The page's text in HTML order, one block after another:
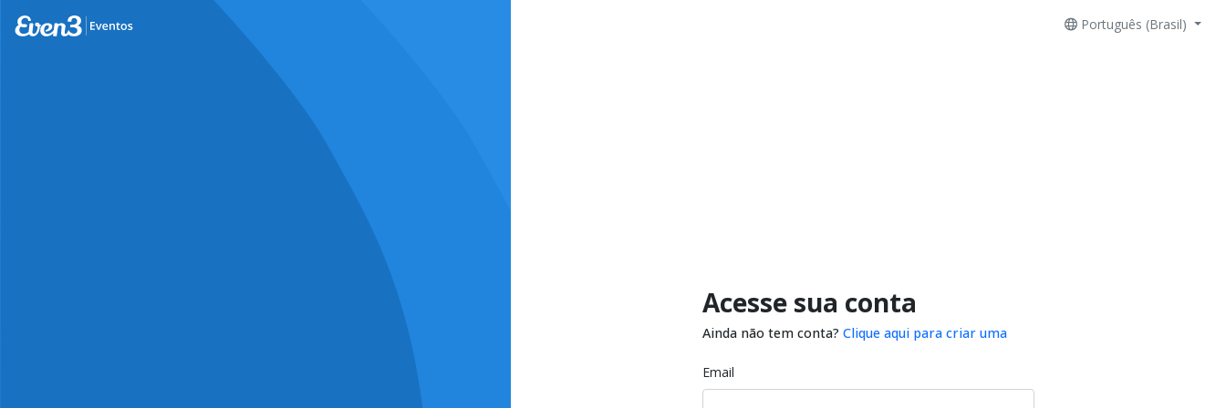
Português (Brasil)
Acesse sua conta
Ainda não tem conta? Clique aqui para criar uma
Email